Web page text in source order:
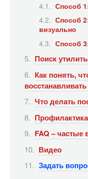
Способ
Способ
визуально
Способ
Поиск
Как понять,
восстанавливать
Что делать
Профилактика
FAQ – частые
Видео
Задать